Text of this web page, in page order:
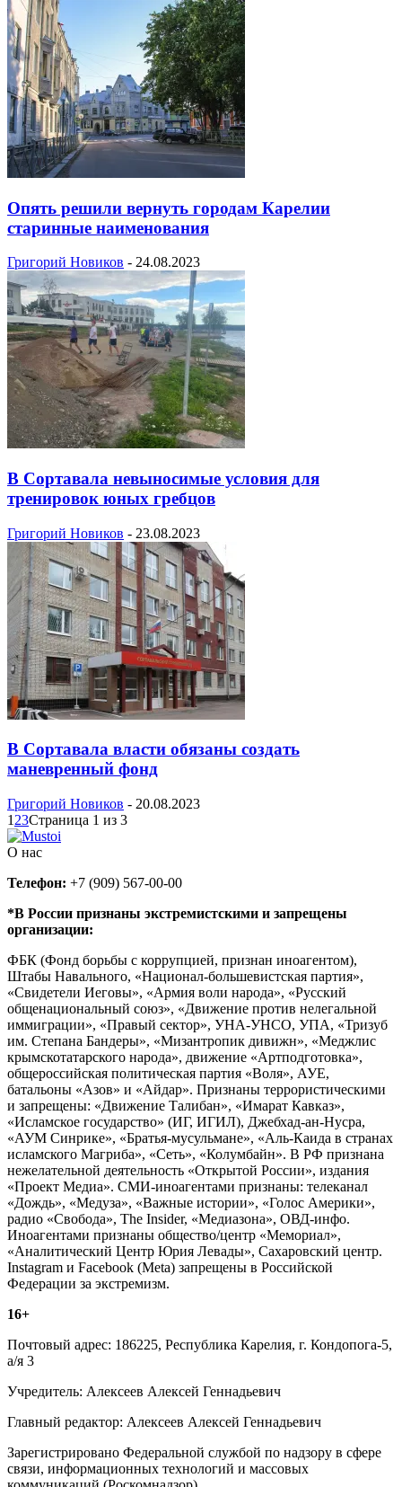
Опять решили вернуть городам Карелии
старинные наименования
Григорий Новиков - 24.08.2023
В Сортавала невыносимые условия для
тренировок юных гребцов
Григорий Новиков - 23.08.2023
В Сортавала власти обязаны создать
маневренный фонд
Григорий Новиков - 20.08.2023
1 23Страница 1 из 3
О нас
Телефон: +7 (909) 567-00-00
*В России признаны экстремистскими и запрещены
организации:
ФБК (Фонд борьбы с коррупцией, признан иноагентом),
Штабы Навального, «Национал-большевистская партия»,
«Свидетели Иеговы», «Армия воли народа», «Русский
общенациональный союз», «Движение против нелегальной
иммиграции», «Правый сектор», УНА-УНСО, УПА, «Тризуб
им. Степана Бандеры», «Мизантропик дивижн», «Меджлис
крымскотатарского народа», движение «Артподготовка»,
общероссийская политическая партия «Воля», АУЕ,
батальоны «Азов» и «Айдар». Признаны террористическими
и запрещены: «Движение Талибан», «Имарат Кавказ»,
«Исламское государство» (ИГ, ИГИЛ), Джебхад-ан-Нусра,
«АУМ Синрике», «Братья-мусульмане», «Аль-Каида в странах
исламского Магриба», «Сеть», «Колумбайн». В РФ признана
нежелательной деятельность «Открытой России», издания
«Проект Медиа». СМИ-иноагентами признаны: телеканал
«Дождь», «Медуза», «Важные истории», «Голос Америки»,
радио «Свобода», The Insider, «Медиазона», ОВД-инфо.
Иноагентами признаны общество/центр «Мемориал»,
«Аналитический Центр Юрия Левады», Сахаровский центр.
Instagram и Facebook (Metа) запрещены в Российской
Федерации за экстремизм.
16+
Почтовый адрес: 186225, Республика Карелия, г. Кондопога-5,
а/я 3
Учредитель: Алексеев Алексей Геннадьевич
Главный редактор: Алексеев Алексей Геннадьевич
Зарегистрировано Федеральной службой по надзору в сфере
связи, информационных технологий и массовых